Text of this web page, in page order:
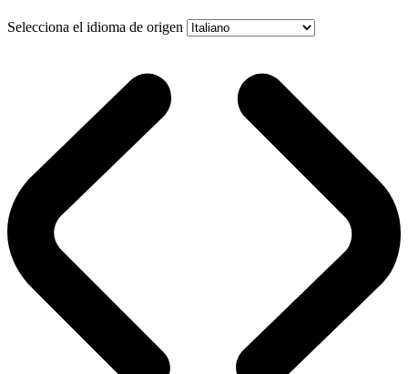
Selecciona el idioma de origen